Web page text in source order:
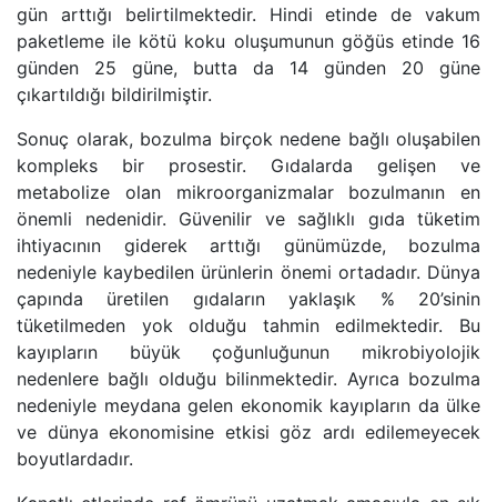
gün arttığı belirtilmektedir. Hindi etinde de vakum
paketleme ile kötü koku oluşumunun göğüs etinde 16
günden 25 güne, butta da 14 günden 20 güne
çıkartıldığı bildirilmiştir.
Sonuç olarak, bozulma birçok nedene bağlı oluşabilen
kompleks bir prosestir. Gıdalarda gelişen ve
metabolize olan mikroorganizmalar bozulmanın en
önemli nedenidir. Güvenilir ve sağlıklı gıda tüketim
ihtiyacının giderek arttığı günümüzde, bozulma
nedeniyle kaybedilen ürünlerin önemi ortadadır. Dünya
çapında üretilen gıdaların yaklaşık % 20’sinin
tüketilmeden yok olduğu tahmin edilmektedir. Bu
kayıpların büyük çoğunluğunun mikrobiyolojik
nedenlere bağlı olduğu bilinmektedir. Ayrıca bozulma
nedeniyle meydana gelen ekonomik kayıpların da ülke
ve dünya ekonomisine etkisi göz ardı edilemeyecek
boyutlardadır.